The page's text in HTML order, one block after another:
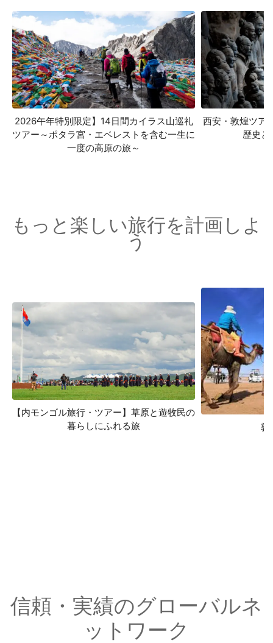
2026午年特別限定】14日間カイラス山巡礼
ツアー～ポタラ宮・エベレストを含む一生に
一度の高原の旅～
西安・敦煌ツア
歴史と
もっと楽しい旅行を計画しよ
う
【内モンゴル旅行・ツアー】草原と遊牧民の
暮らしにふれる旅
敦
信頼・実績のグローバルネ
ットワーク